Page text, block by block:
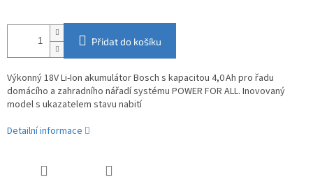
Přidat do košíku
Výkonný 18V Li-Ion akumulátor Bosch s kapacitou 4,0 Ah pro řadu
domácího a zahradního nářadí systému POWER FOR ALL. Inovovaný
model s ukazatelem stavu nabití
Detailní informace